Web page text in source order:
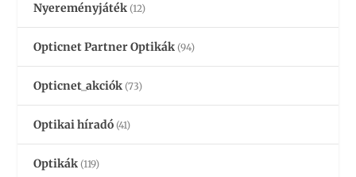
Nyereményjáték (12)
Opticnet Partner Optikák (94)
Opticnet_akciók (73)
Optikai híradó (41)
Optikák (119)